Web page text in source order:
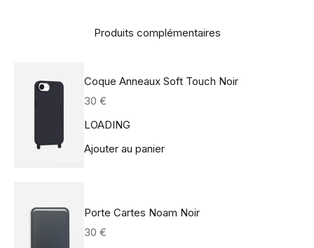
Produits complémentaires
Coque Anneaux Soft Touch Noir
Prix de vente
30 €
LOADING
Ajouter au panier
Porte Cartes Noam Noir
Prix de vente
30 €